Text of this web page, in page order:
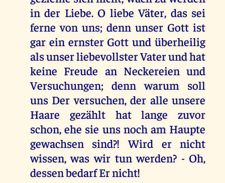
in der Liebe. O liebe Väter, das sei
ferne von uns; denn unser Gott ist
gar ein ernster Gott und überheilig
als unser liebevollster Vater und hat
keine Freude an Neckereien und
Versuchungen; denn warum soll
uns Der versuchen, der alle unsere
Haare gezählt hat lange zuvor
schon, ehe sie uns noch am Haupte
gewachsen sind?! Wird er nicht
wissen, was wir tun werden? - Oh,
dessen bedarf Er nicht!